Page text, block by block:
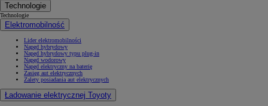
Technologie
Technologie
Elektromobilność
Lider elektromobilności
Napęd hybrydowy
Napęd hybrydowy typu plug-in
Napęd wodorowy
Napęd elektryczny na baterię
Zasięg aut elektrycznych
Zalety posiadania aut elektrycznych
Ładowanie elektrycznej Toyoty